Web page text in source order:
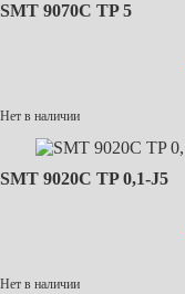
SMT 9070C TP 5
Нет в наличии
SMT 9020C TP 0,1-J5
Нет в наличии